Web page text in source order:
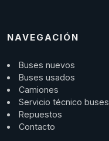
NAVEGACIÓN
Buses nuevos
Buses usados
Camiones
Servicio técnico buses
Repuestos
Contacto